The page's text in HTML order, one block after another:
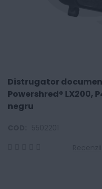
Distrugator
Powershred® LX200,
negru